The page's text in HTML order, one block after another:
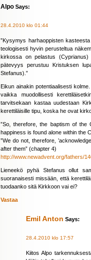
Alpo Says:
28.4.2010 klo 01:44
”Kysymys harhaoppisten
teologisesti hyvin perusteltua
kirkossa on pelastus
pätevyys perustuu Kristuksen
Stefanus).”
Eikun ainakin potentiaalisesti
vaikka muodollisesti
tarvitsekaan kastaa uudestaan
kerettiläisille tipu, koska he ovat
”So, therefore, the baptism of
happiness is found alone within the
”We do not, therefore,
after them” (chapter 4)
http://www.newadvent.org/fathers/
Lieneekö pyhä Stefanus ollut
suoranaisesti missään, että
tuodaanko sitä Kirkkoon vai ei?
Vastaa
Emil Anton Says:
28.4.2010 klo 17:57
Kiitos Alpo